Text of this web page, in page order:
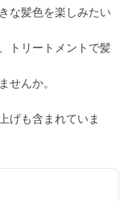
な髪色を楽しみたい
トリートメントで髪
せんか。
げも含まれていま